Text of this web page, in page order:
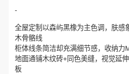
-
全屋定制以森屿黑橡为主色调，肤感
木骨骼线
柜体线条简洁却充满细节感，收纳力
地面通铺木纹砖+同色美缝，视觉延
板